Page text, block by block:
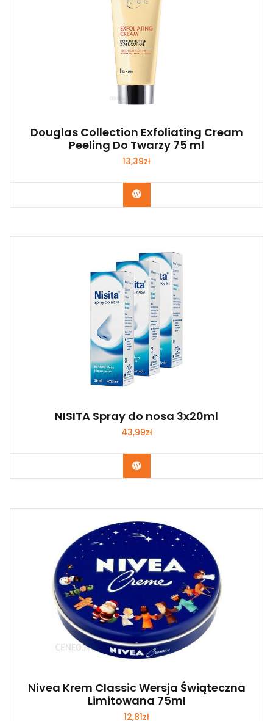
Douglas Collection Exfoliating Cream
Peeling Do Twarzy 75 ml
13,39zł
Zobacz
NISITA Spray do nosa 3x20ml
43,99zł
Zobacz
Nivea Krem Classic Wersja Świąteczna
Limitowana 75ml
12,81zł